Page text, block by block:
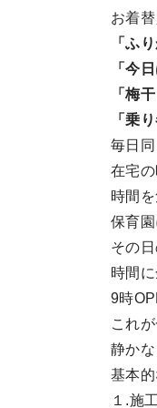
お着
「ふ
「今
「梅
「乗
毎日
在宅
時間
保育園
その
時間に
9時
これ
静か
基本的
１.施